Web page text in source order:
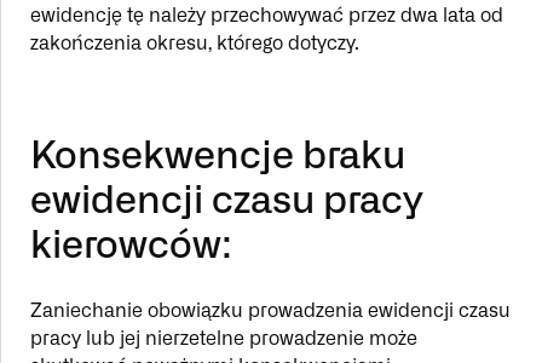
ewidencję tę należy przechowywać przez dwa lata od
zakończenia okresu, którego dotyczy.
Konsekwencje braku
ewidencji czasu pracy
kierowców:
Zaniechanie obowiązku prowadzenia ewidencji czasu
pracy lub jej nierzetelne prowadzenie może